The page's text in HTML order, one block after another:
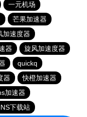
一元机场
芒果加速器
加速度器
器
旋风加速度器
quickq
器
快橙加速器
加速器
下载站